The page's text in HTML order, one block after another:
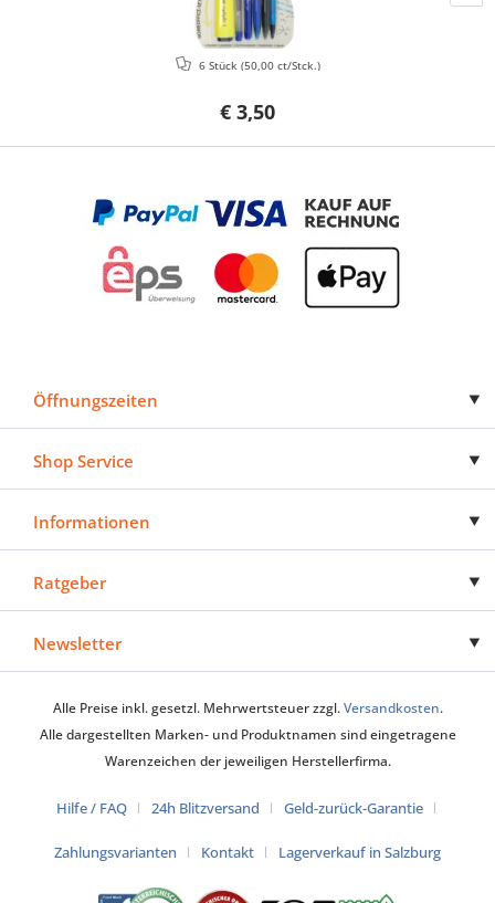
€ 3,50
6 Stück (50,00 ct/Stck.)
Öffnungszeiten
Shop Service
Informationen
Ratgeber
Newsletter
Alle Preise inkl. gesetzl. Mehrwertsteuer zzgl.Versandkosten.
Alle dargestellten Marken- und Produktnamen sind eingetragene
Warenzeichen der jeweiligen Herstellerfirma.
Hilfe / FAQ 24h Blitzversand Geld-zurück-Garantie
Zahlungsvarianten Kontakt Lagerverkauf in Salzburg